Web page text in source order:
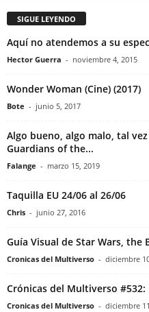
SIGUE LEYENDO
Aquí no atendemos a su
Hector Guerra - noviembre 4, 2015
Wonder Woman (Cine) (2017)
Bote - junio 5, 2017
Algo bueno, algo malo, tal
Guardians of the...
Falange - marzo 15, 2019
Taquilla EU 24/06 al 26/06
Chris - junio 27, 2016
Guía Visual de Star Wars, the
Cronicas del Multiverso - diciembre
Crónicas del Multiverso #532:
Cronicas del Multiverso - diciembre